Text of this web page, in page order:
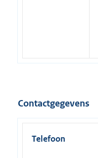
Contactgegevens
Telefoon